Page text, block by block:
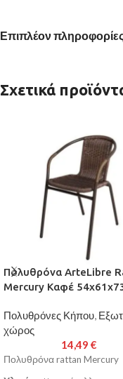
Επιπλέον
Σχετικά
Πολυθρόνα ArteLibre
Mercury Καφέ
Πολυθρόνες Κήπου,
χώρος
14,49 €
Πολυθρόνα rattan Mercury